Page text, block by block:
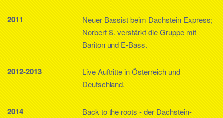
2011
Neuer Bassist beim Dachstein Express;
Norbert S. verstärkt die Gruppe mit
Bariton und E-Bass.
2012-2013
Live Auftritte in Österreich und
Deutschland.
2014
Back to the roots - der Dachstein-